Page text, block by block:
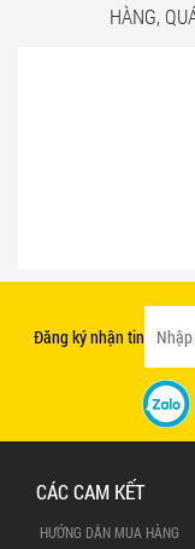
HÀNG,
Đăng ký nhận tin
CÁC CAM KẾT
HƯỚNG DẪN MUA HÀNG